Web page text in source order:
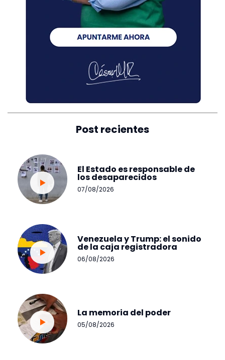
Post recientes
El Estado es responsable de
los desaparecidos
07/08/2026
Venezuela y Trump: el sonido
de la caja registradora
06/08/2026
La memoria del poder
05/08/2026